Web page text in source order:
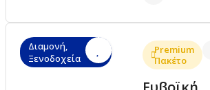
Διαμονή,
Ξενοδοχεία
Premium
Πακέτο